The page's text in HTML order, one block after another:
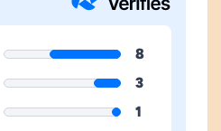
8
3
1